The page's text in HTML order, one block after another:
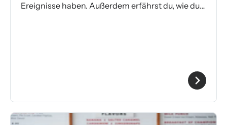
Ereignisse haben. Außerdem erfährst du, wie du